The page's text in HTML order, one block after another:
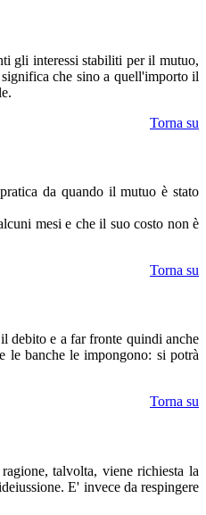
gli interessi stabiliti per il mutuo,
che sino a quell'importo il
Torna su
da quando il mutuo è stato
mesi e che il suo costo non è
Torna su
debito e a far fronte quindi anche
le banche le impongono: si potrà
Torna su
talvolta, viene richiesta la
E' invece da respingere